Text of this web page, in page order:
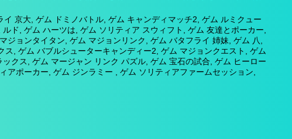
京大, ゲム ドミノバトル, ゲム キャンディマッチ2, ゲム ルミクュー
ド, ゲム ハーツは, ゲム ソリティア スウィフト, ゲム 友達とポーカー,
ョンタイタン, ゲム マジョンリンク, ゲム バタフライ 姉妹, ゲム 八,
, ゲム バブルシューターキャンディー2, ゲム マジョンクエスト, ゲム
クス, ゲム マージャン リンク パズル, ゲム 宝石の試合, ゲム ヒーロー
アポーカー, ゲム ジンラミー , ゲム ソリティアファームセッション,